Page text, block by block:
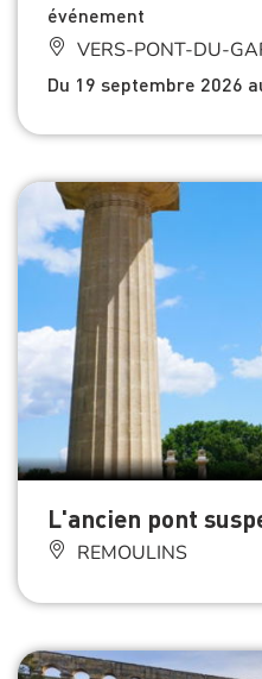
événement
VERS-PONT-DU-
Du 19 septembre 2026
L'ancien pont
REMOULINS